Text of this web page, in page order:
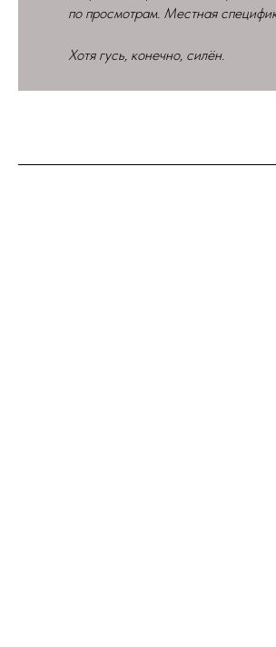
по просмотрам. Местная
Хотя гусь, конечно, силён.